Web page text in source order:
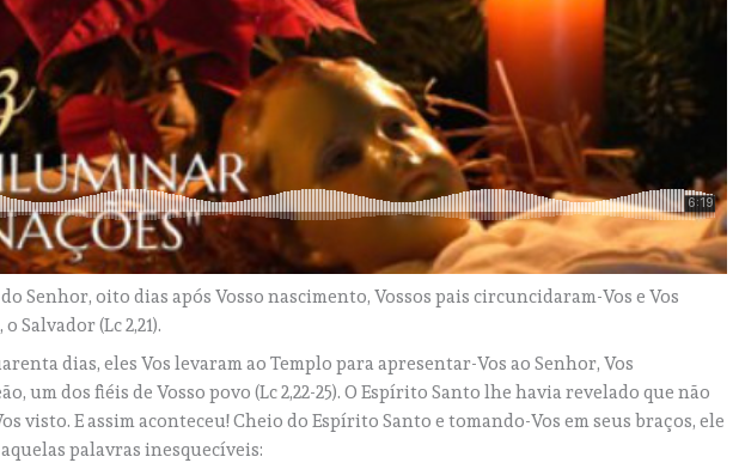
Senhor, oito dias após Vosso nascimento, Vossos pais circuncidaram-Vos e Vos
Salvador (Lc 2,21).
dias, eles Vos levaram ao Templo para apresentar-Vos ao Senhor, Vos
um dos fiéis de Vosso povo (Lc 2,22-25). O Espírito Santo lhe havia revelado que não
visto. E assim aconteceu! Cheio do Espírito Santo e tomando-Vos em seus braços, ele
palavras inesquecíveis: